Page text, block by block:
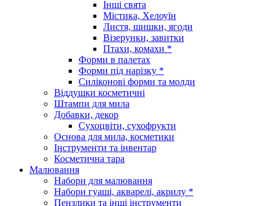
Інші свята
Містика, Хелоуїн
Листя, шишки, ягоди
Візерунки, завитки
Птахи, комахи *
Форми в палетах
Форми під нарізку *
Силіконові форми та молди
Віддушки косметичні
Штампи для мила
Добавки, декор
Сухоцвіти, сухофрукти
Основа для мила, косметики
Інструменти та інвентар
Косметична тара
Малювання
Набори для малювання
Набори гуаші, акварелі, акрилу *
Пензлики та інші інструменти